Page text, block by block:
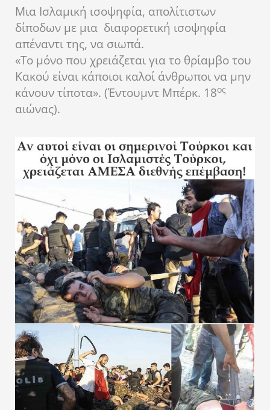
Μια Ισλαμική ισοψηφία, απολίτιστων
δίποδων με μια διαφορετική ισοψηφία
απέναντι της, να σιωπά.
«Το μόνο που χρειάζεται για το θρίαμβο του
Κακού είναι κάποιοι καλοί άνθρωποι να μην
κάνουν τίποτα». (Έντουμντ Μπέρκ. 18ος
αιώνας).